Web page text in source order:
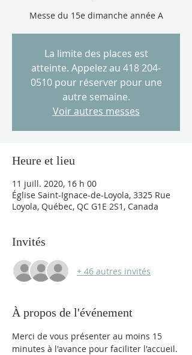
Messe du 15e dimanche année A
La limite des places est
atteinte. Appelez au 418 204-
0510 pour réserver pour une
autre semaine.
Voir autres messes
Heure et lieu
11 juill. 2020, 16 h 00
Église Saint-Ignace-de-Loyola, 3325 Rue
Loyola, Québec, QC G1E 2S1, Canada
Invités
+ 46 autres invités
À propos de l'événement
Merci de vous présenter au moins 15
minutes à l'avance pour faciliter l'accueil.